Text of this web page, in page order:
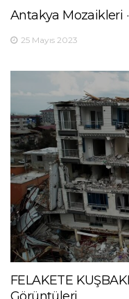
Antakya Mozaikleri
25 Mayıs 2023
FELAKETE
Görüntüleri